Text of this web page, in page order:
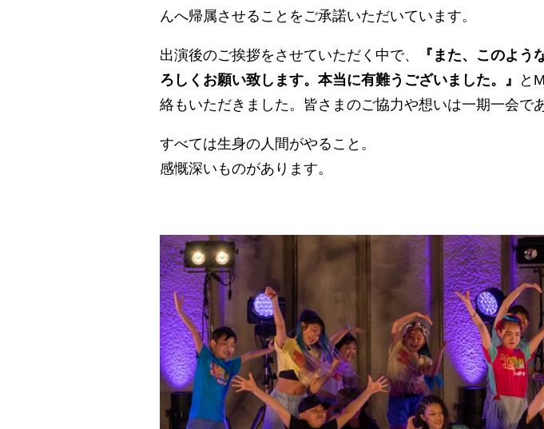
んへ帰属させることをご承諾いただいています。
出演後のご挨拶をさせていただく中で、
『また、このよ
ろしくお願い致します。本当に有難うございました。』
と
絡もいただきました。皆さまのご協力や想いは一期一会で
すべては生身の人間がやること。
感慨深いものがあります。